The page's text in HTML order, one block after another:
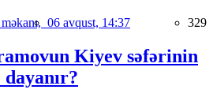
06 avqust, 14:37 329
Kiyev səfərinin
dayanır?